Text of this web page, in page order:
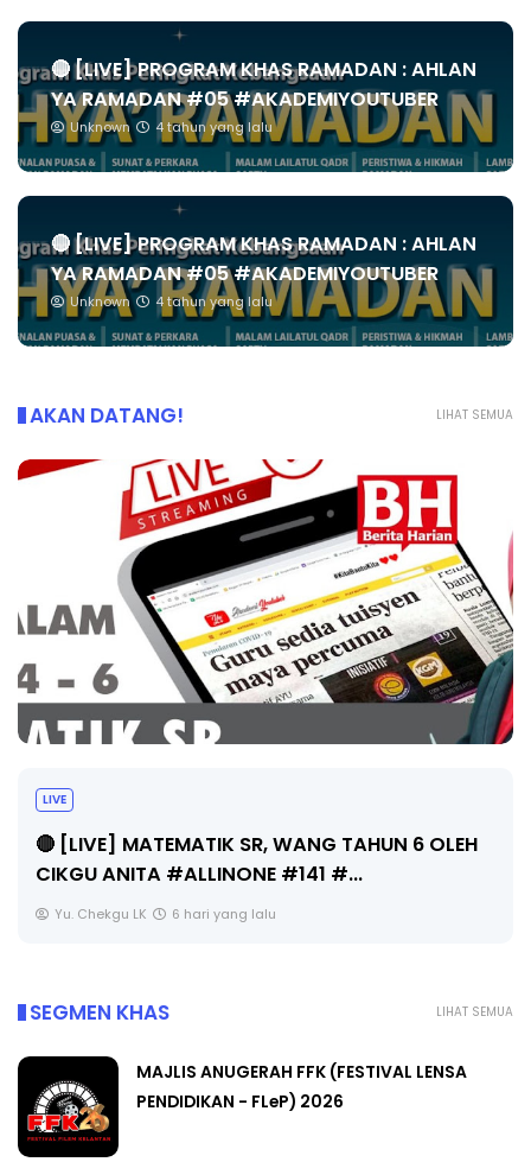
🔴 [LIVE] PROGRAM KHAS RAMADAN : AHLAN
YA RAMADAN #05 #AKADEMIYOUTUBER
Unknown 4 tahun yang lalu
🔴 [LIVE] PROGRAM KHAS RAMADAN : AHLAN
YA RAMADAN #05 #AKADEMIYOUTUBER
Unknown 4 tahun yang lalu
LIHAT SEMUA
AKAN DATANG!
LIVE
🔴 [LIVE] MATEMATIK SR, WANG TAHUN 6 OLEH
CIKGU ANITA #ALLINONE #141 #...
Yu. Chekgu LK 6 hari yang lalu
LIHAT SEMUA
SEGMEN KHAS
MAJLIS ANUGERAH FFK (FESTIVAL LENSA
PENDIDIKAN - FLeP) 2026